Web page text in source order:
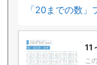
「20までの数
11
こ